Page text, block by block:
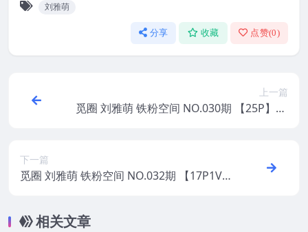
刘雅萌
分享 收藏 点赞(0)
上一篇
觅圈 刘雅萌 铁粉空间 NO.030期 【25P】20
下一篇
觅圈 刘雅萌 铁粉空间 NO.032期 【17P1V】
相关文章